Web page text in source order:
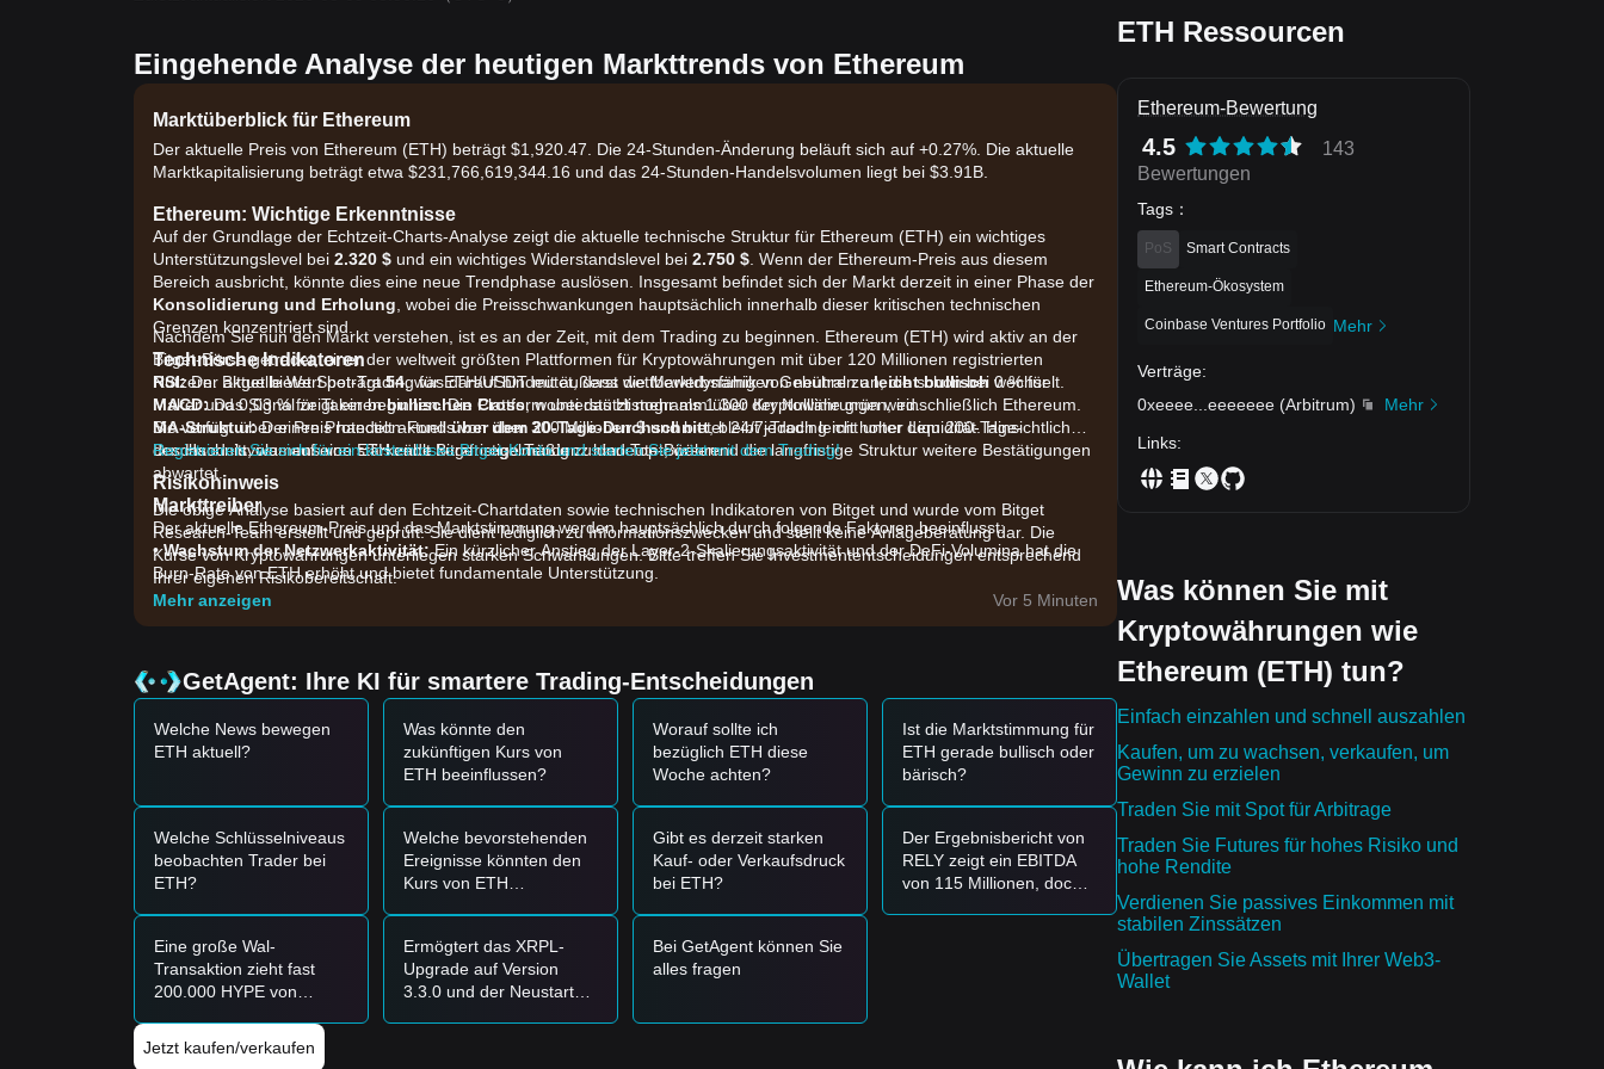
Eingehende Analyse der heutigen Markttrends von Ethereum
Marktüberblick für Ethereum
Der aktuelle Preis von Ethereum (ETH) beträgt $1,920.47. Die 24-Stunden-Änderung beläuft sich auf +0.27%. Die aktuelle
Marktkapitalisierung beträgt etwa $231,766,619,344.16 und das 24-Stunden-Handelsvolumen liegt bei $3.91B.
Ethereum: Wichtige Erkenntnisse
Auf der Grundlage der Echtzeit-Charts-Analyse zeigt die aktuelle technische Struktur für Ethereum (ETH) ein wichtiges
Unterstützungslevel bei 2.320 $ und ein wichtiges Widerstandslevel bei 2.750 $ . Wenn der Ethereum-Preis aus diesem
Bereich ausbricht, könnte dies eine neue Trendphase auslösen. Insgesamt befindet sich der Markt derzeit in einer Phase der
Konsolidierung und Erholung , wobei die Preisschwankungen hauptsächlich innerhalb dieser kritischen technischen
Grenzen konzentriert sind.
Technische Indikatoren
RSI:Der aktuelle Wert beträgt54, was darauf hindeutet, dass die Marktdynamik von neutral zuleicht bullisch wechselt.
MACD:Das Signal zeigt einenbullischen Cross, wobei das Histogramm über der Nulllinie grün wird.
MA-Struktur:Der Preis handelt aktuellüber dem 20-Tage-Durchschnitt, bleibt jedoch leicht unter dem 200-Tage-
Durchschnitt, was auf eine stärkende kurzfristige Tendenz hindeutet, während die langfristige Struktur weitere Bestätigungen
abwartet.
Markttreiber
Der aktuelle Ethereum-Preis und das Marktstimmung werden hauptsächlich durch folgende Faktoren beeinflusst:
•Wachstum der Netzwerkaktivität:Ein kürzlicher Anstieg der Layer-2-Skalierungsaktivität und der DeFi-Volumina hat die
Burn-Rate von ETH erhöht und bietet fundamentale Unterstützung.
•Institutionelle Zuflüsse:
Stabile Nettozuflüsse in Spot-Ethereum-Investmentprodukte deuten darauf hin, dass
Handelssignale
Referenz bereitgestellt:
Potenzielle Kaufzone
• Wenn der Ethereum-Preis die Range von2.320 $ - 2.380 $
erreicht und Stabilisierungszeichen zeigt, könnte dies eine
kurzfristige Kaufgelegenheit darstellen.
• Wenn der Ethereum-Preis mit signifikanter Volumenausweitung über 2.750 $ausbricht, könnte dies einen neuen
Aufwärtstrend bestätigen.
Risiko-Szenario
psychologische Level von 2.100 $ testet.
Kaufstrategie
Auf der Grundlage der aktuellen Marktstruktur werden die folgenden Strategien vorgeschlagen:
Konservative Anleger
• Warten Sie, bis der Ethereum-Preis das Widerstandslevel von 2.750 $erfolgreich hält und steigen Sie bei einem bestätigten
Retest ein.
Nachdem Sie nun den Markt verstehen, ist es an der Zeit, mit dem Trading zu beginnen. Ethereum (ETH) wird aktiv an der
Bitget-Börse getradet, einer der weltweit größten Plattformen für Kryptowährungen mit über 120 Millionen registrierten
Nutzern. Bitget bietet Spot-Trading für ETH/USDT mit äußerst wettbewerbsfähigen Gebühren an, die schon bei 0 % für
Maker und 0,03 % für Taker beginnen. Die Plattform unterstützt mehr als 1.300 Kryptowährungen, einschließlich Ethereum.
Sie verfügt über einen Protection-Fonds von über 300 Millionen $ und bietet 24/7-Trading mit hoher Liquidität. Hinsichtlich
des Handelsvolumens von ETH zählt Bitget regelmäßig zu den Top-Börsen.
Registrieren Sie sich für ein kostenloses Bitget-Konto und starten Sie jetzt mit dem Trading!
Risikohinweis
Die obige Analyse basiert auf den Echtzeit-Chartdaten sowie technischen Indikatoren von Bitget und wurde vom Bitget
Research-Team erstellt und geprüft. Sie dient lediglich zu Informationszwecken und stellt keine Anlageberatung dar. Die
Kurse von Kryptowährungen unterliegen starken Schwankungen. Bitte treffen Sie Investmententscheidungen entsprechend
Ihrer eigenen Risikobereitschaft.
Mehr anzeigen
Vor 5 Minuten
GetAgent: Ihre KI für smartere Trading-Entscheidungen
Welche News bewegen
ETH aktuell?
Was könnte den
zukünftigen Kurs von
ETH beeinflussen?
Worauf sollte ich
bezüglich ETH diese
Woche achten?
Ist die Marktstimmung für
ETH gerade bullisch oder
bärisch?
Welche Schlüsselniveaus
beobachten Trader bei
ETH?
Welche bevorstehenden
Ereignisse könnten den
Kurs von ETH
Gibt es derzeit starken
Kauf- oder Verkaufsdruck
bei ETH?
Der Ergebnisbericht von
RELY zeigt ein EBITDA
von 115 Millionen, doch
Eine große Wal-
Transaktion zieht fast
200.000 HYPE von
unterstützen, die
Ermögtert das XRPL-
Upgrade auf Version
3.3.0 und der Neustart
Bei GetAgent können Sie
alles fragen
Jetzt kaufen/verkaufen
ETH Ressourcen
Ethereum-Bewertung
4.5
143
Bewertungen
Tags ：
PoS Smart Contracts
Ethereum-Ökosystem
Coinbase Ventures Portfolio Mehr
Verträge:
0xeeee
eeeeeee (Arbitrum)
Mehr
Links:
Was können Sie mit
Kryptowährungen wie
Ethereum (ETH) tun?
Einfach einzahlen und schnell auszahlen
Kaufen, um zu wachsen, verkaufen, um
Gewinn zu erzielen
Traden Sie mit Spot für Arbitrage
Traden Sie Futures für hohes Risiko und
hohe Rendite
Verdienen Sie passives Einkommen mit
stabilen Zinssätzen
Übertragen Sie Assets mit Ihrer Web3-
Wallet